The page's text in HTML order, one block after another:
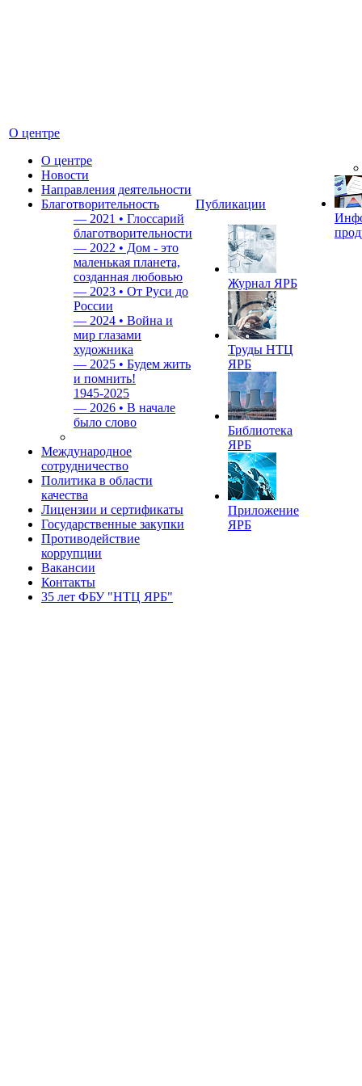
О центре
О центре
Новости
Направления деятельности
Благотворительность
— 2021 • Глоссарий
благотворительности
— 2022 • Дом - это
маленькая планета,
созданная любовью
— 2023 • От Руси до
России
— 2024 • Война и
мир глазами
художника
— 2025 • Будем жить
и помнить!
1945-2025
— 2026 • В начале
было слово
Международное
сотрудничество
Политика в области
качества
Лицензии и сертификаты
Государственные закупки
Противодействие
коррупции
Вакансии
Контакты
35 лет ФБУ "НТЦ ЯРБ"
Публикации
Журнал ЯРБ
Труды НТЦ
ЯРБ
Библиотека
ЯРБ
Приложение
ЯРБ